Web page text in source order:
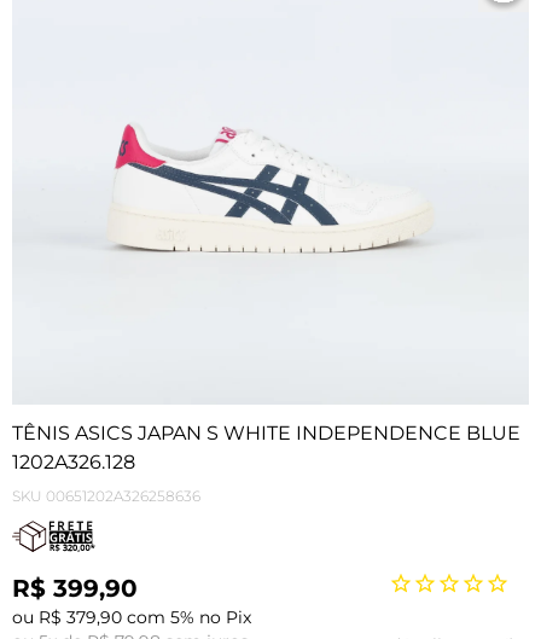
TÊNIS ASICS JAPAN S WHITE INDEPENDENCE BLUE
1202A326.128
SKU 00651202A326258636
R$ 399,90
ou R$ 379,90 com 5% no Pix